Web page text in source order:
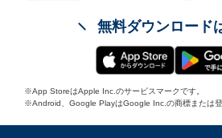
無料ダウンロード
※App StoreはApple Inc.のサービスマークです。
※Android、Google PlayはGoogle Inc.の商標または登